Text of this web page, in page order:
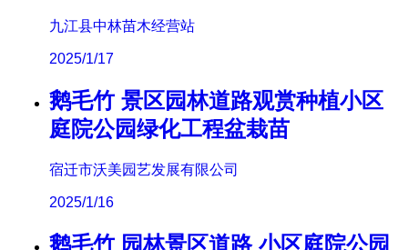
九江县中林苗木经营站
2025/1/17
鹅毛竹 景区园林道路观赏种植小区
庭院公园绿化工程盆栽苗
宿迁市沃美园艺发展有限公司
2025/1/16
鹅毛竹 园林景区道路 小区庭院公园